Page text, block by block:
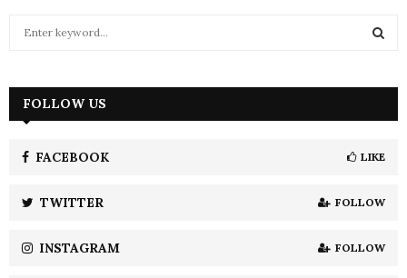
h
H
FOLLOW US
FACEBOOK LIKE
TWITTER FOLLOW
INSTAGRAM FOLLOW